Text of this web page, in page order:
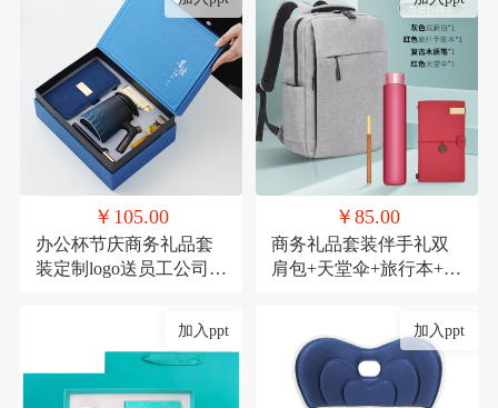
￥105.00
办公杯节庆商务礼品套
装定制logo送员工公司周
￥85.00
商务礼品套装伴手礼双
肩包+天堂伞+旅行本+木
加入ppt 加入ppt